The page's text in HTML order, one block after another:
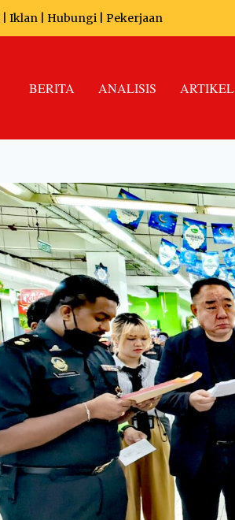
Iklan Hubungi Pekerjaan
BERITA ANALISIS ARTIKEL